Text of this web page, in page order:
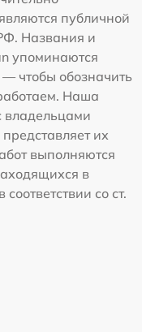
публичной
Названия и
упоминаются
чтобы обозначить
Наша
владельцами
их
выполняются
в
со ст.